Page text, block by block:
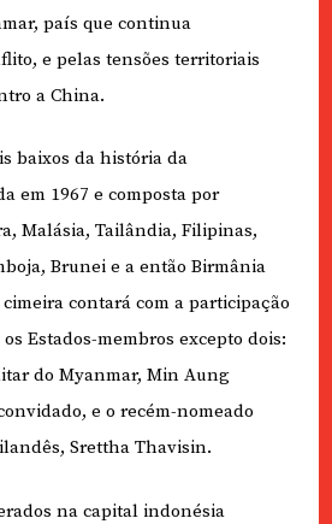
país que continua
e pelas tensões territoriais
a China.
baixos da história da
em 1967 e composta por
Malásia, Tailândia, Filipinas,
Brunei e a então Birmânia
contará com a participação
Estados-membros excepto dois:
do Myanmar, Min Aung
e o recém-nomeado
Srettha Thavisin.
na capital indonésia